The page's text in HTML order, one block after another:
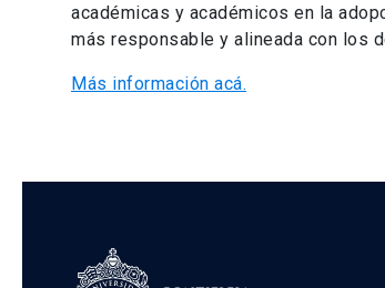
académicas y académicos en la
más responsable y alineada con los
Más información acá.